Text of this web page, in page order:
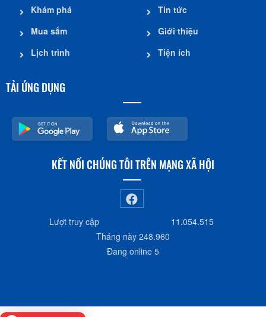
Khám phá
Mua sắm
Lịch trình
Tin tức
Giới thiệu
Tiện ích
TẢI ỨNG DỤNG
KẾT NỐI CHÚNG TÔI TRÊN MẠNG XÃ HỘI
Lượt truy cập
11.054.515
Tháng này 248.960
Đang online 5